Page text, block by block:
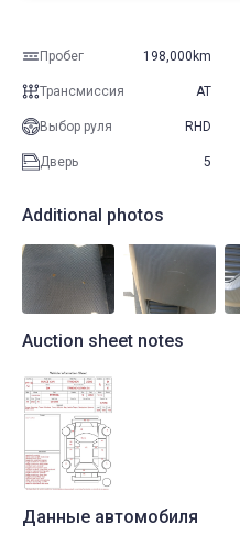
Пробег 198,000km
Трансмиссия AT
Выбор руля RHD
Дверь 5
Additional photos
Auction sheet notes
Данные автомобиля